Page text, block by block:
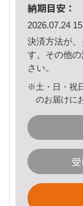
納期目安：
2026.07.24
決済方法が
す。その他
さい。
※土・日・祝
のお届けに